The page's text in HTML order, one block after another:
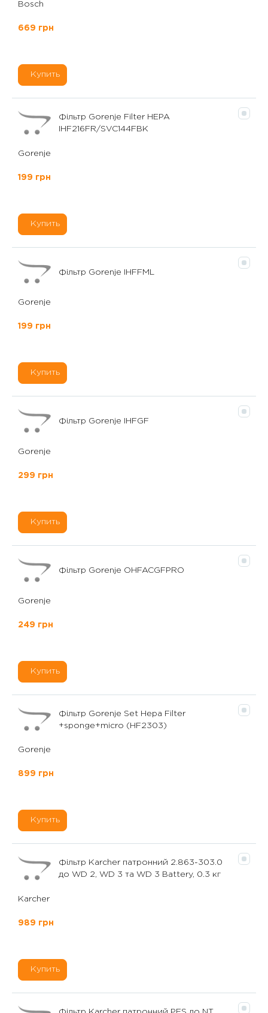
Bosch
669 грн
Купить
Фільтр Gorenje Filter HEPA
IHF216FR/SVC144FBK
Gorenje
199 грн
Купить
Фільтр Gorenje IHFFML
Gorenje
199 грн
Купить
Фільтр Gorenje IHFGF
Gorenje
299 грн
Купить
Фільтр Gorenje OHFACGFPRO
Gorenje
249 грн
Купить
Фільтр Gorenje Set Hepa Filter
+sponge+micro (HF2303)
Gorenje
899 грн
Купить
Фільтр Karcher патронний 2.863-303.0
до WD 2, WD 3 та WD 3 Battery, 0.3 кг
Karcher
989 грн
Купить